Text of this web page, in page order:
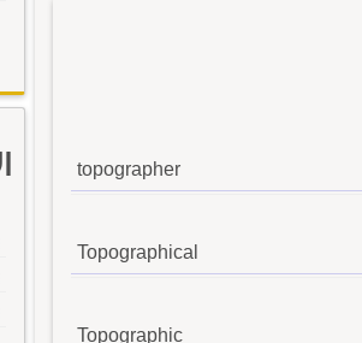
topographer
Topographical
Topographic